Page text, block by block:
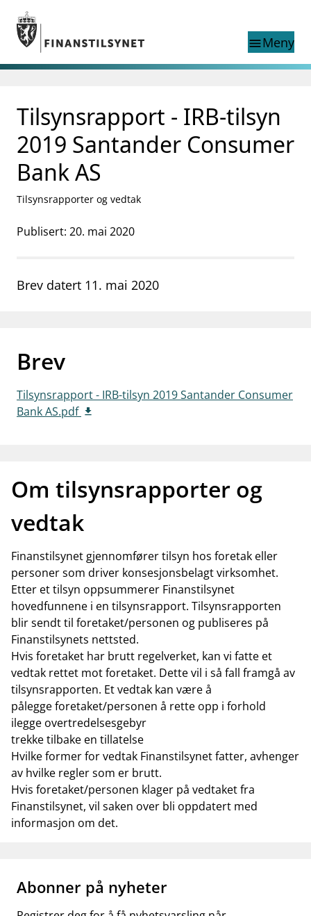
Gå til hovedinnhold
Gå til søkesiden
menuMeny
nettstedet
language
English
exist in English
English home page
Tilsyn
Aktuelt
Finanstilsynets registre
dashboardInformasjon for investorer
notifications_noneAbonner på nyhetsvarsel
Tilsynsrapport - IRB-tilsyn
2019 Santander Consumer
Bank AS
Tilsynsrapporter og vedtak
Publisert: 20. mai 2020
Brev datert 11. mai 2020
Brev
Tilsynsrapport - IRB-tilsyn 2019 Santander Consumer
Bank AS.pdf
Om tilsynsrapporter og
vedtak
Finanstilsynet gjennomfører tilsyn hos foretak eller
personer som driver konsesjonsbelagt virksomhet.
Etter et tilsyn oppsummerer Finanstilsynet
hovedfunnene i en tilsynsrapport. Tilsynsrapporten
blir sendt til foretaket/personen og publiseres på
Finanstilsynets nettsted.
Hvis foretaket har brutt regelverket, kan vi fatte et
vedtak rettet mot foretaket. Dette vil i så fall framgå av
tilsynsrapporten. Et vedtak kan være å
pålegge foretaket/personen å rette opp i forhold
ilegge overtredelsesgebyr
trekke tilbake en tillatelse
Hvilke former for vedtak Finanstilsynet fatter, avhenger
av hvilke regler som er brutt.
Hvis foretaket/personen klager på vedtaket fra
Finanstilsynet, vil saken over bli oppdatert med
informasjon om det.
Abonner på nyheter